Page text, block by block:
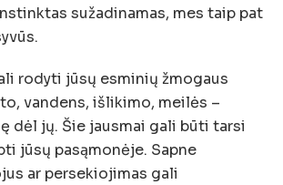
sužadinamas, mes taip pat
rodyti jūsų esminių žmogaus
vandens, išlikimo, meilės –
dėl jų. Šie jausmai gali būti tarsi
jūsų pasąmonėje. Sapne
ar persekiojimas gali